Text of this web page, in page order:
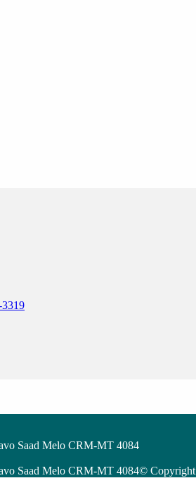
Saad Melo CRM-MT 4084
Saad Melo CRM-MT 4084© Copyright